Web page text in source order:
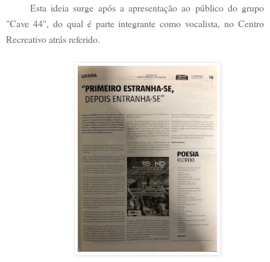
Esta ideia surge após a apresentação ao público do grupo
"Cave 44", do qual é parte integrante como vocalista, no Centro
Recreativo atrás referido.